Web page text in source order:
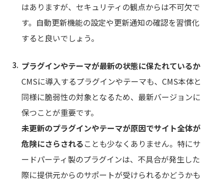
はありますが、セキュリティの観点からは不可欠で
す。自動更新機能の設定や更新通知の確認を習慣化
すると良いでしょう。
プラグインやテーマが最新の状態に保たれているか
CMSに導入するプラグインやテーマも、CMS本体と
同様に脆弱性の対象となるため、最新バージョンに
保つことが重要です。
未更新のプラグインやテーマが原因でサイト全体が
危険にさらされる ことも少なくありません。特にサ
ードパーティ製のプラグインは、不具合が発生した
際に提供元からのサポートが受けられるかどうかも